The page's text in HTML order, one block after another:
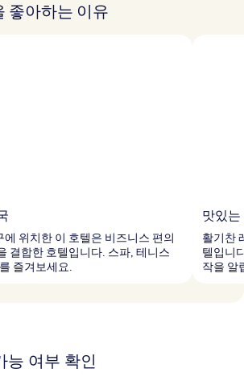
좋아하는 이유
위치한 이 호텔은 비즈니스 편의
결합한 호텔입니다. 스파, 테니스
즐겨보세요.
맛있
활기찬
텔입니
작을 알
능 여부 확인